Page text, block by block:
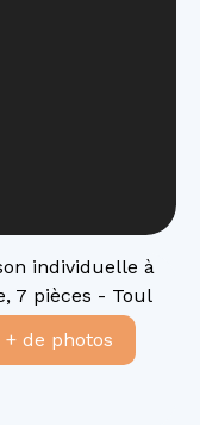
+ de photos